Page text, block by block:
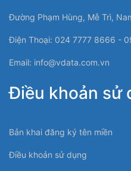
Đường Phạm Hùng, Mễ Trì,
Điện Thoại: 024 7777 8666 -
Email: info@vdata.com.vn
Điều khoản sử
Bản khai đăng ký tên miền
Điều khoản sử dụng